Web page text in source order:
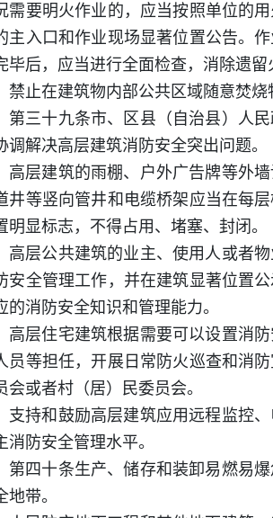
需要明火作业的，应当按照单位的
主入口和作业现场显著位置公告。
毕后，应当进行全面检查，消除遗留
禁止在建筑物内部公共区域随意焚烧
第三十九条市、区县（自治县）人
调解决高层建筑消防安全突出问题。
高层建筑的雨棚、户外广告牌等外
井等竖向管井和电缆桥架应当在每
明显标志，不得占用、堵塞、封闭。
高层公共建筑的业主、使用人或者
安全管理工作，并在建筑显著位置
的消防安全知识和管理能力。
高层住宅建筑根据需要可以设置消
员等担任，开展日常防火巡查和消
会或者村（居）民委员会。
支持和鼓励高层建筑应用远程监控
消防安全管理水平。
第四十条生产、储存和装卸易燃易
地带。